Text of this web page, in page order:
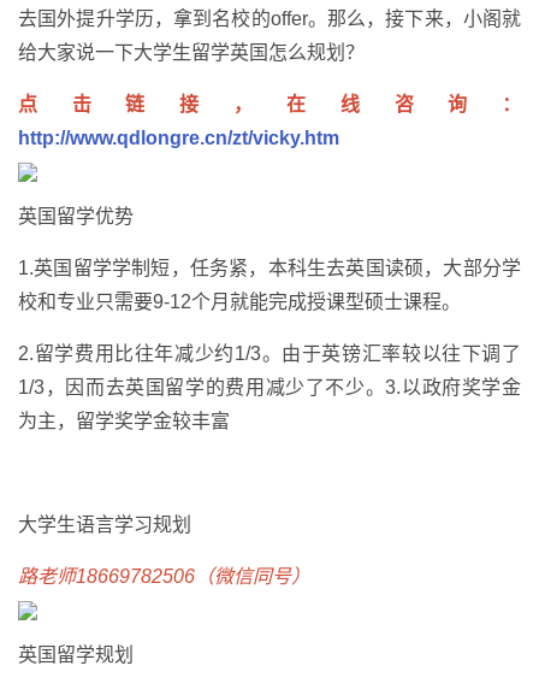
去国外提升学历，拿到名校的offer。那么，接下来，小阁就
给大家说一下大学生留学英国怎么规划？
点击链接，在线咨询：
http://www.qdlongre.cn/zt/vicky.htm
英国留学优势
1.英国留学学制短，任务紧，本科生去英国读硕，大部分学
校和专业只需要9-12个月就能完成授课型硕士课程。
2.留学费用比往年减少约1/3。由于英镑汇率较以往下调了
1/3，因而去英国留学的费用减少了不少。3.以政府奖学金
为主，留学奖学金较丰富
大学生语言学习规划
路老师18669782506（微信同号）
英国留学规划